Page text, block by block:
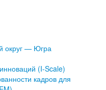
округ — Югра
(I-Scale)
кадров для